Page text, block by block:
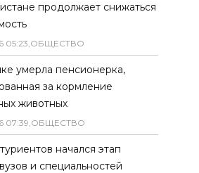
продолжает снижаться
05:23,ОБЩЕСТВО
умерла пенсионерка,
за кормление
животных
07:39,ОБЩЕСТВО
начался этап
и специальностей